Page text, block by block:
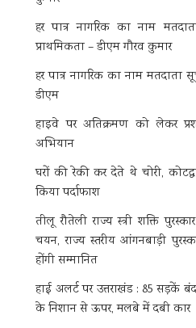
हर पात्र नागरिक का नाम
प्राथमिकता – डीएम गौरव कुमार
हर पात्र नागरिक का नाम मतदाता
डीएम
हाइवे पर अतिक्रमण को लेकर
अभियान
घरों की रेकी कर देते थे चोरी,
किया पर्दाफाश
तीलू रौतेली राज्य स्त्री शक्ति
चयन, राज्य स्तरीय आंगनबाड़ी
होंगी सम्मानित
हाई अलर्ट पर उत्तराखंड : 85 सड़कें
के निशान से ऊपर, मलबे में दबी कार